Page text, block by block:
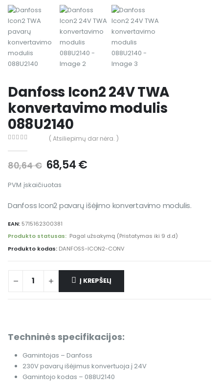
Danfoss Icon2 24V TWA
konvertavimo modulis
088U2140
( Atsiliepimų dar nėra. )
80,64€ 68,54€
PVM įskaičiuotas
Danfoss Icon2 pavarų išėjimo konvertavimo modulis.
EAN: 5715162300381
Produkto statusas: Pagal užsakymą (Pristatymas iki 9 d.d)
Produkto kodas: DANFOSS-ICON2-CONV
Į KREPŠELĮ
Techninės specifikacijos:
Gamintojas – Danfoss
230V pavarų išėjimus konvertuoja į 24V
Gamintojo kodas – 088U2140